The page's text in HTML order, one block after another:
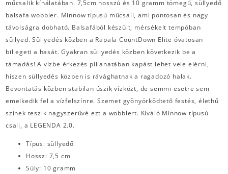
műcsalik kínálatában. 7,5cm hosszú és 10 gramm tömegű, süllyedő
balsafa wobbler. Minnow típusú műcsali, ami pontosan és nagy
távolságra dobható. Balsafából készült, mérsékelt tempóban
süllyed. Süllyedés közben a Rapala CountDown Elite óvatosan
billegeti a hasát. Gyakran süllyedés közben következik be a
támadás! A vízbe érkezés pillanatában kapást lehet vele elérni,
hiszen süllyedés közben is rávághatnak a ragadozó halak.
Bevontatás közben stabilan úszik vízközt, de semmi esetre sem
emelkedik fel a vízfelszínre. Szemet gyönyörködtető festés, élethű
színek teszik nagyszerűvé ezt a wobblert. Kiváló Minnow típusú
csali, a LEGENDA 2.0.
Típus: süllyedő
Hossz: 7,5 cm
Súly: 10 gramm